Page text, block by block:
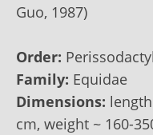
Guo, 1987)
Order:
Family: Equidae
Dimensions:
сm, weight ~ 160-